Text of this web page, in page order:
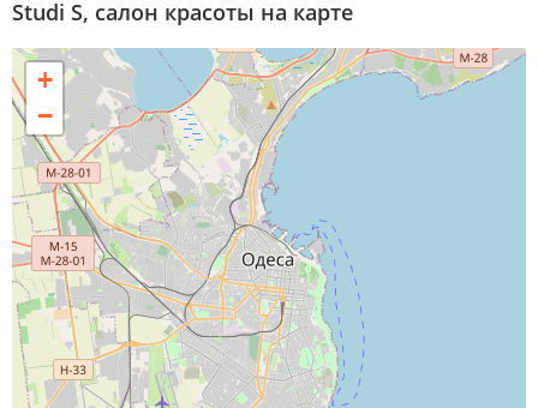
Studi S, салон красоты на карте
+
−